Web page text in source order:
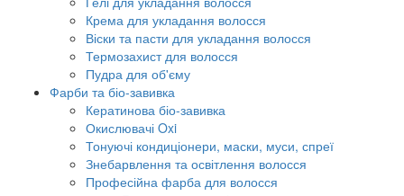
Крема для укладання волосся
Віски та пасти для укладання волосся
Термозахист для волосся
Пудра для об'єму
Фарби та біо-завивка
Кератинова біо-завивка
Окислювачі Oxi
Тонуючі кондиціонери, маски, муси, спреї
Знебарвлення та освітлення волосся
Професійна фарба для волосся